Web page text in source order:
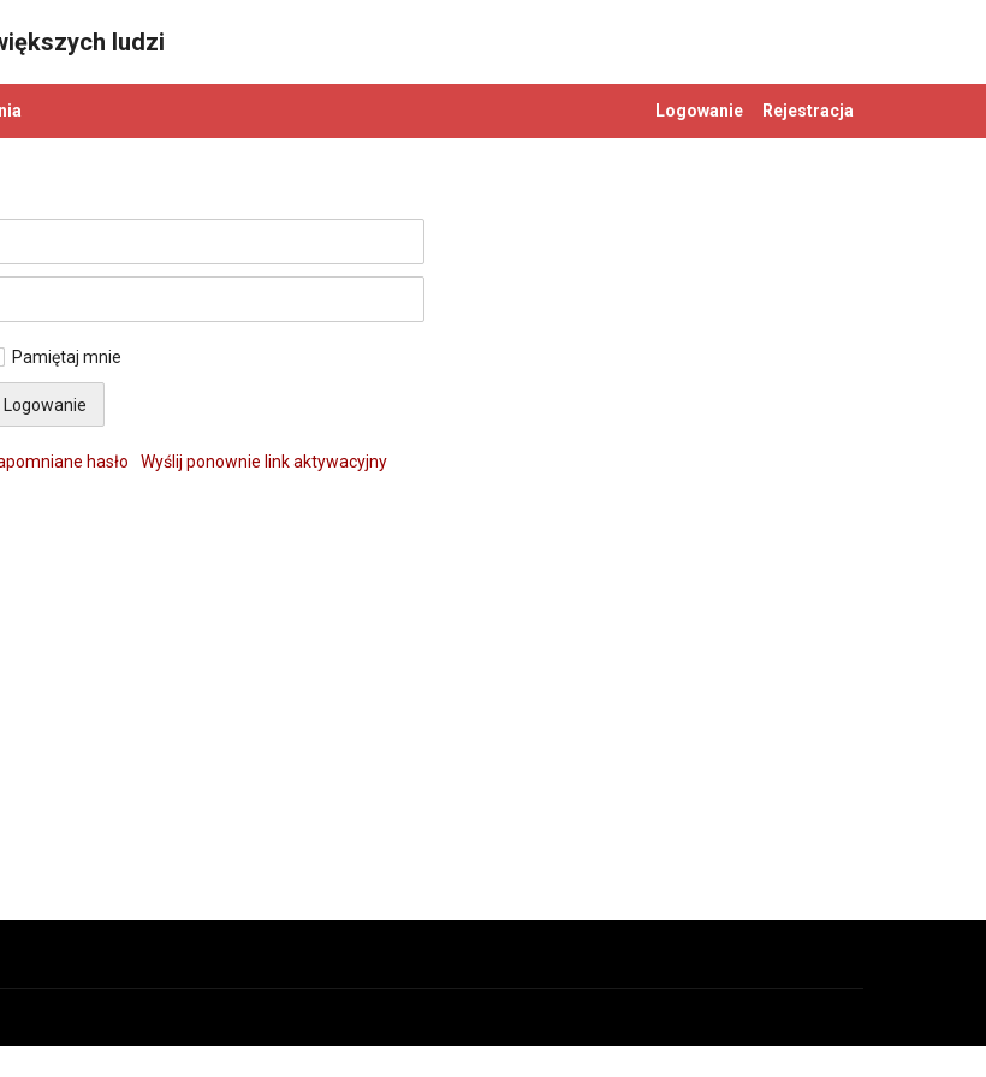
ludzi
Rejestracja
Logowanie
Pamiętaj mnie
hasło Wyślij ponownie link aktywacyjny